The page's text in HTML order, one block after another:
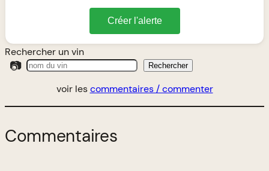
Créer l'alerte
Rechercher un vin
📷 Rechercher
voir lescommentaires / commenter
Commentaires